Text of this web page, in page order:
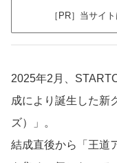
［PR］当サイ
2025年2月、
成により誕生した新
ズ）」。
結成直後から「王道